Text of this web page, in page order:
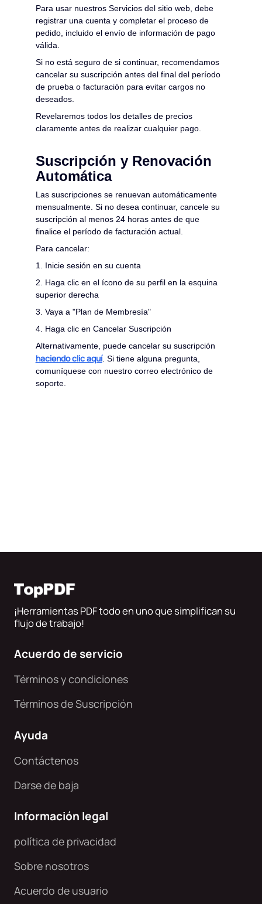
JPG a PDF
EPUB a PDF
PPT a JPG
PDF a JPG
Para usar nuestros Servicios del sitio web, debe
registrar una cuenta y completar el proceso de
pedido, incluido el envío de información de pago
válida.
Si no está seguro de si continuar, recomendamos
cancelar su suscripción antes del final del período
de prueba o facturación para evitar cargos no
deseados.
Revelaremos todos los detalles de precios
claramente antes de realizar cualquier pago.
Suscripción y Renovación
Automática
Las suscripciones se renuevan automáticamente
mensualmente. Si no desea continuar, cancele su
suscripción al menos 24 horas antes de que
finalice el período de facturación actual.
Para cancelar:
1. Inicie sesión en su cuenta
2. Haga clic en el ícono de su perfil en la esquina
superior derecha
3. Vaya a "Plan de Membresía"
4. Haga clic en Cancelar Suscripción
Alternativamente, puede cancelar su suscripción
haciendo clic aquí. Si tiene alguna pregunta,
comuníquese con nuestro correo electrónico de
soporte.
¡Herramientas PDF todo en uno que simplifican su
flujo de trabajo!
Acuerdo de servicio
Términos y condiciones
Términos de Suscripción
Ayuda
Contáctenos
Darse de baja
Información legal
política de privacidad
Sobre nosotros
Acuerdo de usuario